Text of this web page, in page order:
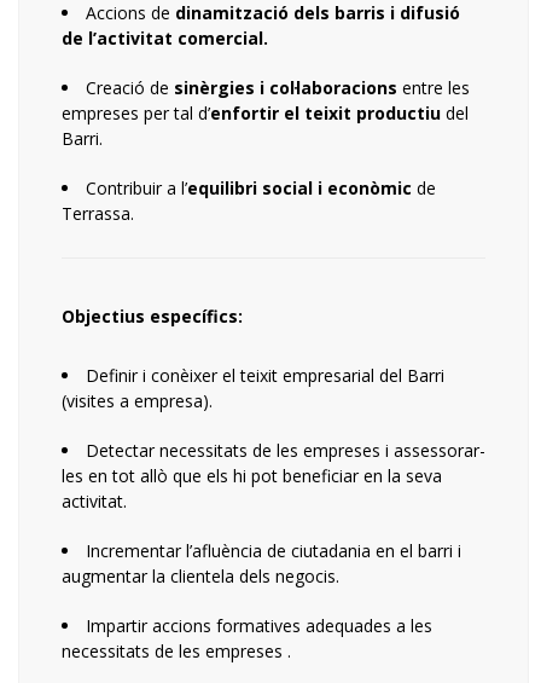
Accions de dinamització dels barris i difusió
de l’activitat comercial.
Creació de sinèrgies i col·laboracions entre les
empreses per tal d’enfortir el teixit productiu del
Barri.
Contribuir a l’equilibri social i econòmic de
Terrassa.
Objectius específics:
Definir i conèixer el teixit empresarial del Barri
(visites a empresa).
Detectar necessitats de les empreses i assessorar-
les en tot allò que els hi pot beneficiar en la seva
activitat.
Incrementar l’afluència de ciutadania en el barri i
augmentar la clientela dels negocis.
Impartir accions formatives adequades a les
necessitats de les empreses .